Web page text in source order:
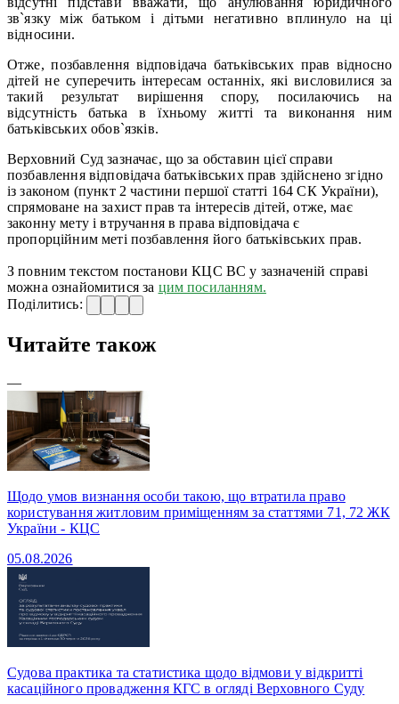
зв`язку між батьком і дітьми негативно вплинуло на ці
відносини.
Отже, позбавлення відповідача батьківських прав відносно
дітей не суперечить інтересам останніх, які висловилися за
такий результат вирішення спору, посилаючись на
відсутність батька в їхньому житті та виконання ним
батьківських обов`язків.
Верховний Суд зазначає, що за обставин цієї справи
позбавлення відповідача батьківських прав здійснено згідно
із законом (пункт 2 частини першої статті 164 СК України),
спрямоване на захист прав та інтересів дітей, отже, має
законну мету і втручання в права відповідача є
пропорційним меті позбавлення його батьківських прав.
З повним текстом постанови КЦС ВС у зазначеній справі
можна ознайомитися за цим посиланням.
Поділитись:
Читайте також
—
Щодо умов визнання особи такою, що втратила право
користування житловим приміщенням за статтями 71, 72 ЖК
України - КЦС
05.08.2026
Судова практика та статистика щодо відмови у відкритті
касаційного провадження КГС в огляді Верховного Суду